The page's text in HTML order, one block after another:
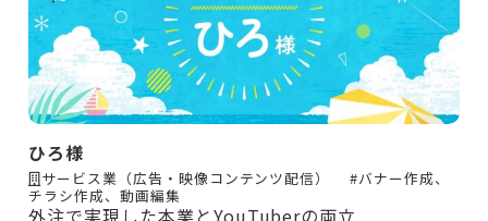
ひろ様
サービス業（広告・映像コンテンツ配信）
#バナー作成、
チラシ作成、動画編集
外注で実現した本業とYouTuberの両立